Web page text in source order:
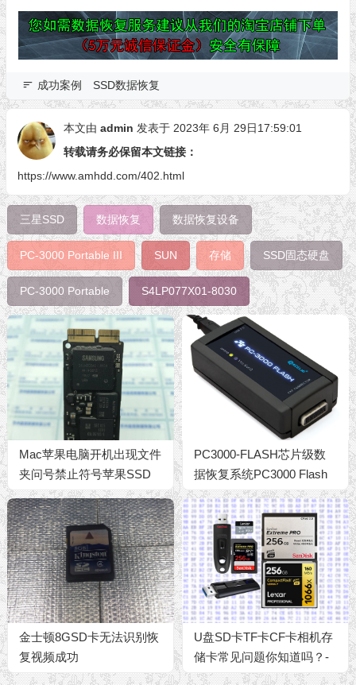
成功案例 SSD数据恢复
本文由 admin 发表于 2023年 6月 29日17:59:01
转载请务必保留本文链接：
https://www.amhdd.com/402.html
三星SSD 数据恢复 数据恢复设备
PC-3000 Portable III SUN 存储 SSD固态硬盘
PC-3000 Portable S4LP077X01-8030
Mac苹果电脑开机出现文件
夹问号禁止符号苹果SSD
固态硬盘损坏无法识别数据
恢复成功
PC3000-FLASH芯片级数
据恢复系统PC3000 Flash
闪存存储设备U盘SD卡TF
卡CF卡芯片级数据恢复设
备
金士顿8GSD卡无法识别恢
复视频成功
U盘SD卡TF卡CF卡相机存
储卡常见问题你知道吗？-
U盘数据恢复